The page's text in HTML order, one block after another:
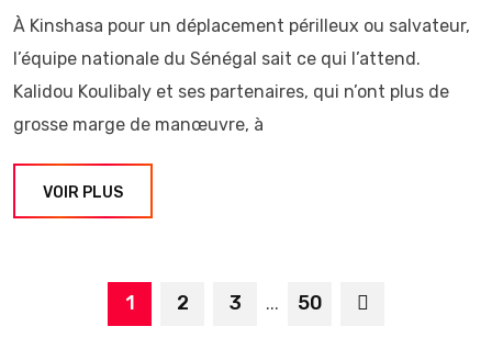
À Kinshasa pour un déplacement périlleux ou salvateur,
l’équipe nationale du Sénégal sait ce qui l’attend.
Kalidou Koulibaly et ses partenaires, qui n’ont plus de
grosse marge de manœuvre, à
VOIR PLUS
1 2 3 ... 50